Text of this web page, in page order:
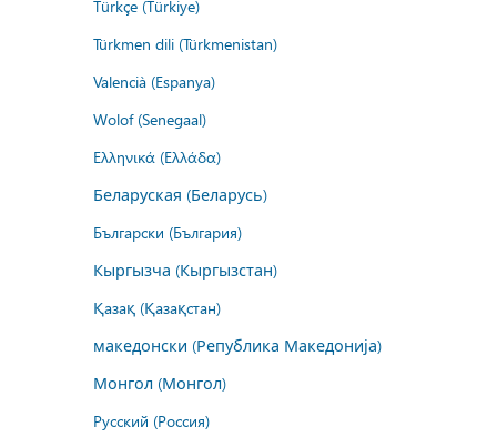
Türkçe (Türkiye)
Türkmen dili (Türkmenistan)
Valencià (Espanya)
Wolof (Senegaal)
Ελληνικά (Ελλάδα)
Беларуская (Беларусь)
Български (България)
Кыргызча (Кыргызстан)
Қазақ (Қазақстан)
македонски (Република Македонија)
Монгол (Монгол)
Русский (Россия)